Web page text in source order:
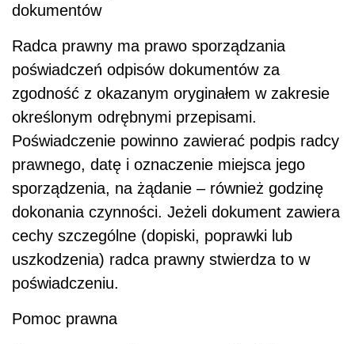
dokumentów
Radca prawny ma prawo sporządzania
poświadczeń odpisów dokumentów za
zgodność z okazanym oryginałem w zakresie
określonym odrębnymi przepisami.
Poświadczenie powinno zawierać podpis radcy
prawnego, datę i oznaczenie miejsca jego
sporządzenia, na żądanie – również godzinę
dokonania czynności. Jeżeli dokument zawiera
cechy szczególne (dopiski, poprawki lub
uszkodzenia) radca prawny stwierdza to w
poświadczeniu.
Pomoc prawna